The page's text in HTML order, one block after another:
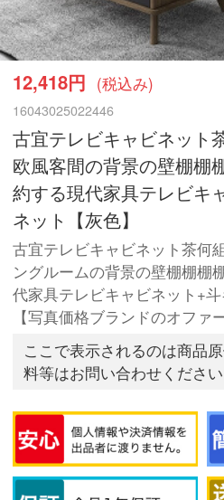
12,418円 (税込み)
16043025022446
古宜テレビキャビネット
欧風客間の背景の壁棚棚
約する現代家具テレビキ
ネット【灰色】
古宜テレビキャビネット茶何
ングルームの背景の壁棚棚棚
代家具テレビキャビネット+斗
【写真価格ブランドのオファ
ここで表示されるのは商品
料等はお問い合わせください